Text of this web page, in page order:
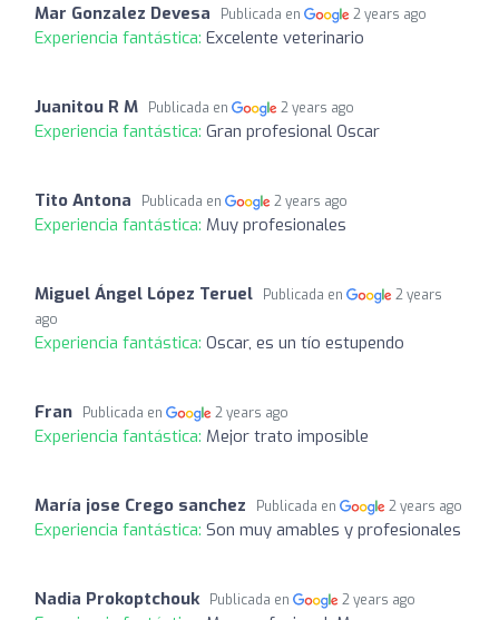
Mar Gonzalez Devesa Publicada en 2 years ago
Experiencia fantástica: Excelente veterinario
Juanitou R M Publicada en 2 years ago
Experiencia fantástica: Gran profesional Oscar
Tito Antona Publicada en 2 years ago
Experiencia fantástica: Muy profesionales
Miguel Ángel López Teruel Publicada en
2 years
ago
Experiencia fantástica: Oscar, es un tío estupendo
Fran Publicada en 2 years ago
Experiencia fantástica: Mejor trato imposible
María jose Crego sanchez Publicada en 2 years ago
Experiencia fantástica: Son muy amables y profesionales
Nadia Prokoptchouk Publicada en 2 years ago